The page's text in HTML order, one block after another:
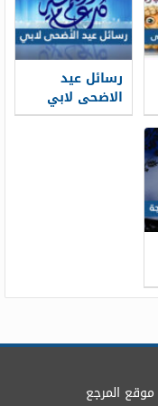
رسائل عيد
الاضحى لابي
2026 … اجمل